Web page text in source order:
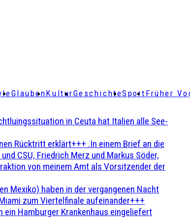
GlaubenKulturGeschichteSport Früher
in Ceuta hat Italien alle See-
Rücktritt erklärt+++ .In einem Brief an die
CSU, Friedrich Merz und Markus Söder,
von meinem Amt als Vorsitzender der
Mexiko) haben in der vergangenen Nacht
zum Viertelfinale aufeinander+++
ein Hamburger Krankenhaus eingeliefert